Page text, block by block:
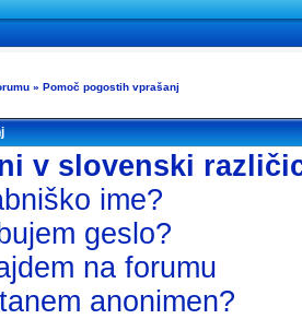
» Pomoč pogostih vprašanj
v slovenski
ime?
geslo?
na forumu
anonimen?